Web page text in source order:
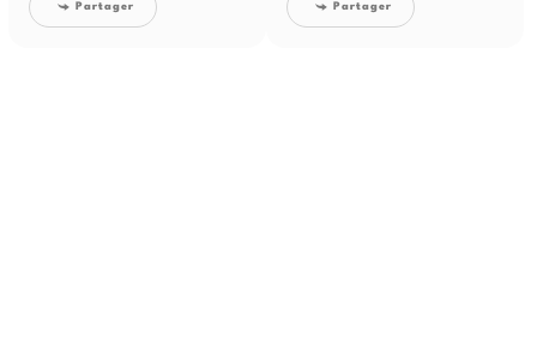
Partager Partager